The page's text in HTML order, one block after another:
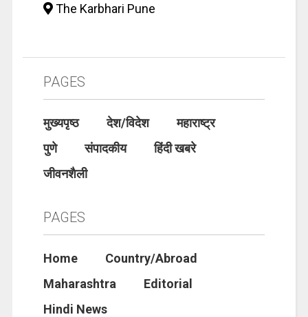
The Karbhari Pune
PAGES
मुख्यपृष्ठ देश/विदेश
महाराष्ट्र
पुणे
संपादकीय
हिंदी खबरे
जीवनशैली
PAGES
Home
Country/Abroad
Maharashtra
Editorial
Hindi News